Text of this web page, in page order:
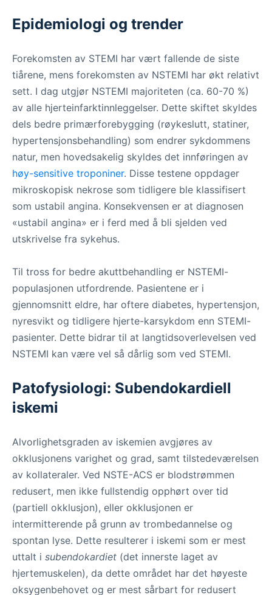
Epidemiologi og trender
Forekomsten av STEMI har vært fallende de siste
tiårene, mens forekomsten av NSTEMI har økt relativt
sett. I dag utgjør NSTEMI majoriteten (ca. 60-70 %)
av alle hjerteinfarktinnleggelser. Dette skiftet skyldes
dels bedre primærforebygging (røykeslutt, statiner,
hypertensjonsbehandling) som endrer sykdommens
natur, men hovedsakelig skyldes det innføringen av
høy-sensitive troponiner. Disse testene oppdager
mikroskopisk nekrose som tidligere ble klassifisert
som ustabil angina. Konsekvensen er at diagnosen
«ustabil angina» er i ferd med å bli sjelden ved
utskrivelse fra sykehus.
Til tross for bedre akuttbehandling er NSTEMI-
populasjonen utfordrende. Pasientene er i
gjennomsnitt eldre, har oftere diabetes, hypertensjon,
nyresvikt og tidligere hjerte-karsykdom enn STEMI-
pasienter. Dette bidrar til at langtidsoverlevelsen ved
NSTEMI kan være vel så dårlig som ved STEMI.
Patofysiologi: Subendokardiell
iskemi
Alvorlighetsgraden av iskemien avgjøres av
okklusjonens varighet og grad, samt tilstedeværelsen
av kollateraler. Ved NSTE-ACS er blodstrømmen
redusert, men ikke fullstendig opphørt over tid
(partiell okklusjon), eller okklusjonen er
intermitterende på grunn av trombedannelse og
spontan lyse. Dette resulterer i iskemi som er mest
uttalt i subendokardiet (det innerste laget av
hjertemuskelen), da dette området har det høyeste
oksygenbehovet og er mest sårbart for redusert